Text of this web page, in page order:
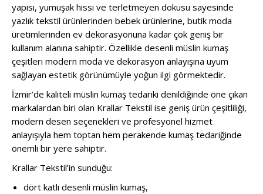
yapısı, yumuşak hissi ve terletmeyen dokusu sayesinde
yazlık tekstil ürünlerinden bebek ürünlerine, butik moda
üretimlerinden ev dekorasyonuna kadar çok geniş bir
kullanım alanına sahiptir. Özellikle desenli müslin kumaş
çeşitleri modern moda ve dekorasyon anlayışına uyum
sağlayan estetik görünümüyle yoğun ilgi görmektedir.
İzmir’de kaliteli müslin kumaş tedariki denildiğinde öne çıkan
markalardan biri olan Krallar Tekstil ise geniş ürün çeşitliliği,
modern desen seçenekleri ve profesyonel hizmet
anlayışıyla hem toptan hem perakende kumaş tedariğinde
önemli bir yere sahiptir.
Krallar Tekstil’in sunduğu:
dört katlı desenli müslin kumaş,